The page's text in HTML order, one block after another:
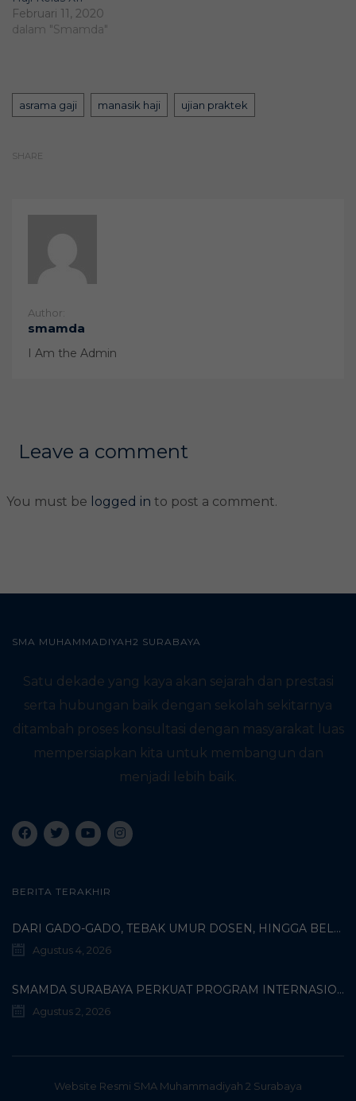
Februari 11, 2020
dalam "Smamda"
asrama gaji manasik haji ujian praktek
SHARE
Author:
smamda
I Am the Admin
Leave a comment
You must be logged in to post a comment.
SMA MUHAMMADIYAH2 SURABAYA
Satu dekade yang kaya akan sejarah dan prestasi
serta hubungan baik dengan sekolah sekitarnya
ditambah proses konsultasi dengan masyarakat luas
mempersiapkan kita untuk membangun dan
menjadi lebih baik.
BERITA TERAKHIR
DARI GADO-GADO, TEBAK UMUR DOSEN, HINGGA BELI PECI MUHAMMADIYAH: TERUNGKAPNYA KISAH UNIK 3 MAHASISWA TURKI DI SMAMDA!
Agustus 4, 2026
SMAMDA SURABAYA PERKUAT PROGRAM INTERNASIONAL MELALUI KOORDINASI BERSAMA WALI MURID KELAS X
Agustus 2, 2026
Website Resmi SMA Muhammadiyah 2 Surabaya